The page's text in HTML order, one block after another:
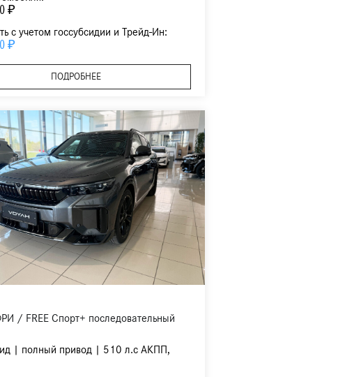
₽
с учетом госсубсидии и Трейд-Ин:
₽
ПОДРОБНЕЕ
/ FREE Спорт+ последовательный
| полный привод | 510 л.с АКПП,